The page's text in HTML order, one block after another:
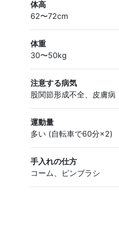
体高
62〜72cm
体重
30〜50kg
注意する病気
股関節形成不全、皮膚病
運動量
多い (自転車で60分×2)
手入れの仕方
コーム
ピンブラシ